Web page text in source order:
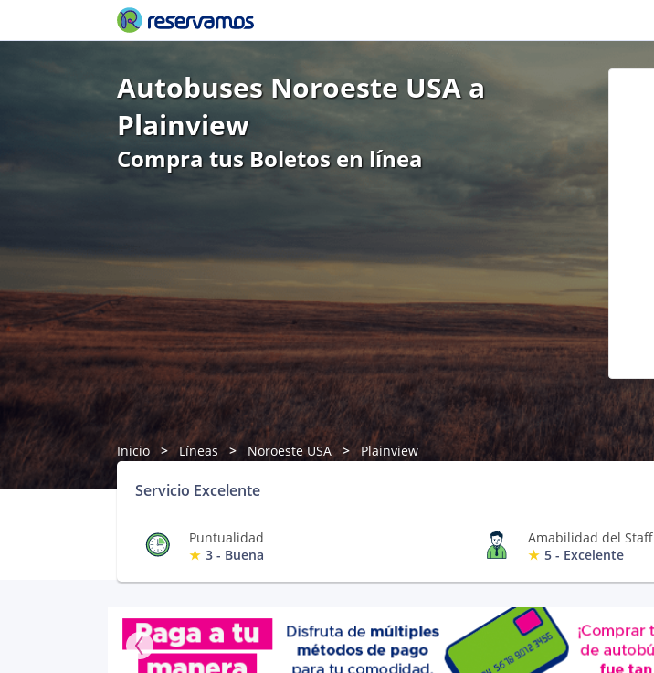
Autobuses Noroeste USA a
Plainview
Compra tus Boletos en línea
Inicio Líneas Noroeste USA Plainview
Servicio Excelente
Puntualidad
3 - Buena
Amabilidad del Staff
5 - Excelente